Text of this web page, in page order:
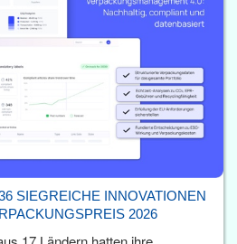
SIEGREICHE INNOVATIONEN
2026